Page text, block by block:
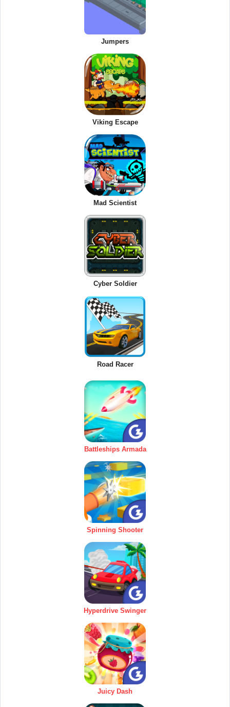
Jumpers
Viking Escape
Mad Scientist
Cyber Soldier
Road Racer
Battleships Armada
Spinning Shooter
Hyperdrive Swinger
Juicy Dash